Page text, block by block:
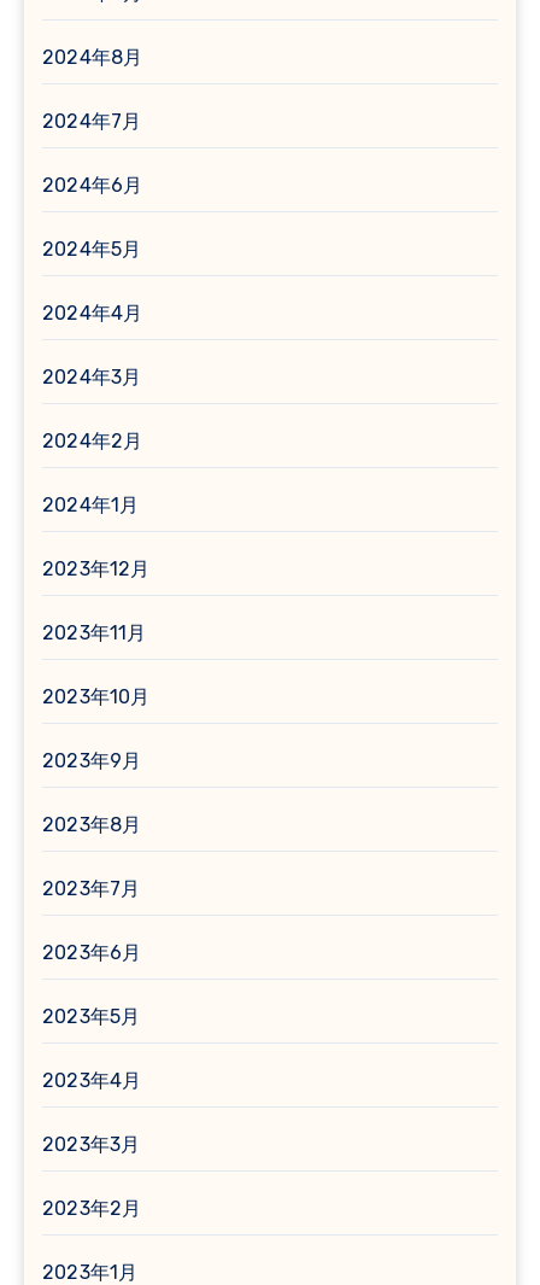
2024年8月
2024年7月
2024年6月
2024年5月
2024年4月
2024年3月
2024年2月
2024年1月
2023年12月
2023年11月
2023年10月
2023年9月
2023年8月
2023年7月
2023年6月
2023年5月
2023年4月
2023年3月
2023年2月
2023年1月